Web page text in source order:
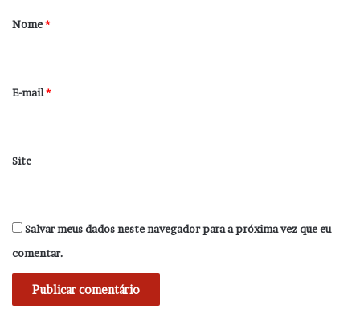
r
*
Nome*
E-mail*
Site
Salvar meus dados neste navegador para a próxima vez que eu
comentar.